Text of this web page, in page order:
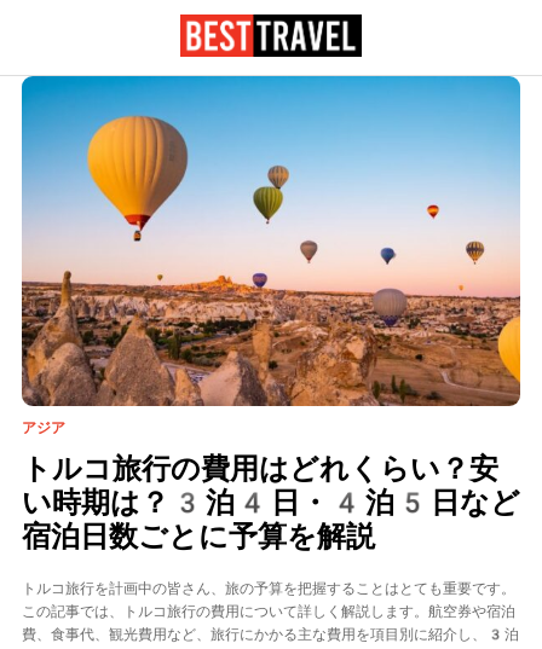
アジア
トルコ旅行の費用はどれくらい？安
い時期は？3泊4日・4泊5日など
宿泊日数ごとに予算を解説
トルコ旅行を計画中の皆さん、旅の予算を把握することはとても重要です。
この記事では、トルコ旅行の費用について詳しく解説します。航空券や宿泊
費、食事代、観光費用など、旅行にかかる主な費用を項目別に紹介し、3泊